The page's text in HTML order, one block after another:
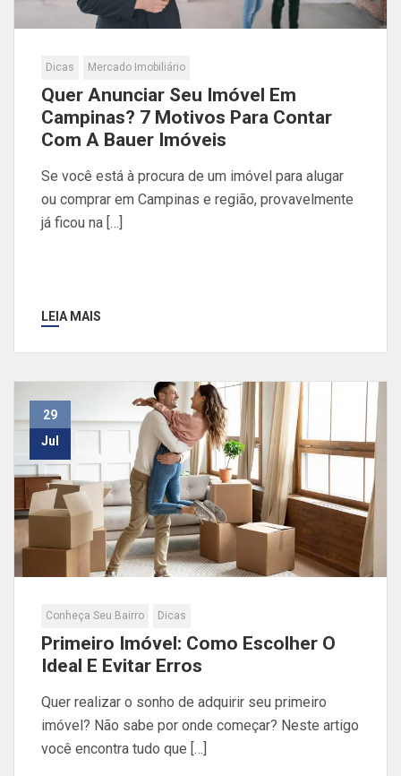
Dicas Mercado Imobiliário
Quer Anunciar Seu Imóvel Em
Campinas? 7 Motivos Para Contar
Com A Bauer Imóveis
Se você está à procura de um imóvel para alugar
ou comprar em Campinas e região, provavelmente
já ficou na […]
LEIA MAIS
29
Jul
Conheça Seu Bairro Dicas
Primeiro Imóvel: Como Escolher O
Ideal E Evitar Erros
Quer realizar o sonho de adquirir seu primeiro
imóvel? Não sabe por onde começar? Neste artigo
você encontra tudo que […]